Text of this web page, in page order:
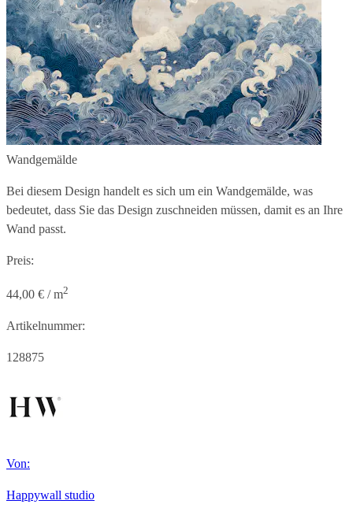
Wandgemälde
Bei diesem Design handelt es sich um ein Wandgemälde, was
bedeutet, dass Sie das Design zuschneiden müssen, damit es an Ihre
Wand passt.
Preis:
44,00 € / m2
Artikelnummer:
128875
Von:
Happywall studio